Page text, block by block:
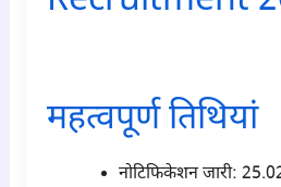
महत्वपूर्ण तिथियां
नोटिफिकेशन जारी: 25